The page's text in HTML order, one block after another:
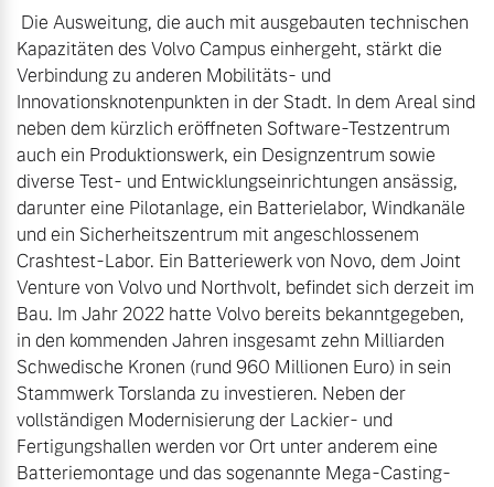
Kapazitäten des Volvo Campus einhergeht, stärkt die
Verbindung zu anderen Mobilitäts- und
Innovationsknotenpunkten in der Stadt. In dem Areal sind
neben dem kürzlich eröffneten Software-Testzentrum
auch ein Produktionswerk, ein Designzentrum sowie
diverse Test- und Entwicklungseinrichtungen ansässig,
darunter eine Pilotanlage, ein Batterielabor, Windkanäle
und ein Sicherheitszentrum mit angeschlossenem
Crashtest-Labor. Ein Batteriewerk von Novo, dem Joint
Venture von Volvo und Northvolt, befindet sich derzeit im
Bau. Im Jahr 2022 hatte Volvo bereits bekanntgegeben,
in den kommenden Jahren insgesamt zehn Milliarden
Schwedische Kronen (rund 960 Millionen Euro) in sein
Stammwerk Torslanda zu investieren. Neben der
vollständigen Modernisierung der Lackier- und
Fertigungshallen werden vor Ort unter anderem eine
Batteriemontage und das sogenannte Mega-Casting-